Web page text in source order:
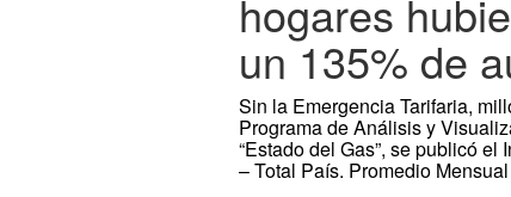
hogares
un 135% de
Sin la Emergencia Tarifaria,
Programa de Análisis y
“Estado del Gas”, se publicó
– Total País. Promedio